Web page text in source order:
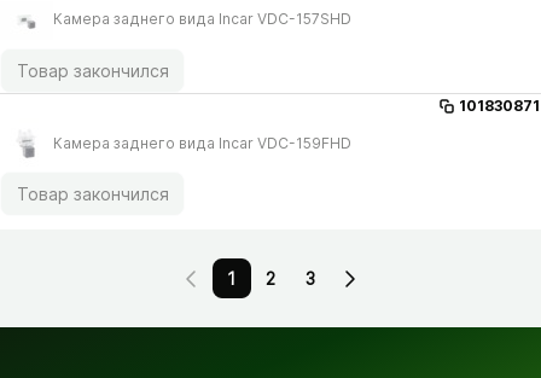
Камера заднего вида Incar VDC-157SHD
Товар закончился
101830871
Камера заднего вида Incar VDC-159FHD
Товар закончился
1 2 3